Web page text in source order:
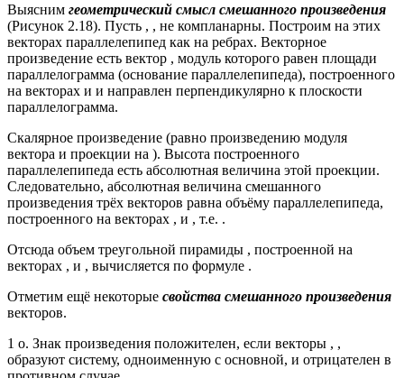
Выясним геометрический смысл смешанного произведения
(Рисунок 2.18). Пусть , , не компланарны. Построим на этих
векторах параллелепипед как на ребрах. Векторное
произведение есть вектор , модуль которого равен площади
параллелограмма (основание параллелепипеда), построенного
на векторах и и направлен перпендикулярно к плоскости
параллелограмма.
Скалярное произведение (равно произведению модуля
вектора и проекции на ). Высота построенного
параллелепипеда есть абсолютная величина этой проекции.
Следовательно, абсолютная величина смешанного
произведения трёх векторов равна объёму параллелепипеда,
построенного на векторах , и , т.е. .
Отсюда объем треугольной пирамиды , построенной на
векторах , и , вычисляется по формуле .
Отметим ещё некоторые свойства смешанного произведения
векторов.
1 о. Знак произведения положителен, если векторы , ,
образуют систему, одноименную с основной, и отрицателен в